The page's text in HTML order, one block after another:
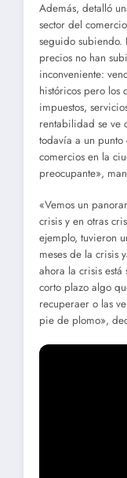
Además, detalló
sector del
seguido subiendo.
precios no han
inconveniente:
históricos pero los
impuestos,
rentabilidad se ve
todavía a un
comercios en la
preocupante»,
«Vemos un
crisis y en otras
ejemplo, tuvieron
meses de la crisis
ahora la crisis
corto plazo algo
recuperaer o las
pie de plomo»,